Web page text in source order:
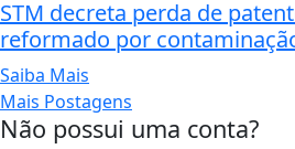
STM decreta perda de
reformado por
Saiba Mais
Mais Postagens
Não possui uma conta?